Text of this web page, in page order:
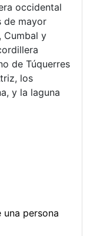
occidental
de mayor
Cumbal y
de Túquerres
los
y la laguna